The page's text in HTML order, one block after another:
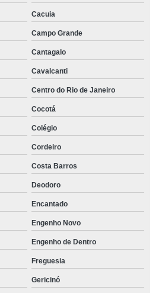
Cacuia
Campo Grande
Cantagalo
Cavalcanti
Centro do Rio de Janeiro
Cocotá
Colégio
Cordeiro
Costa Barros
Deodoro
Encantado
Engenho Novo
Engenho de Dentro
Freguesia
Gericinó